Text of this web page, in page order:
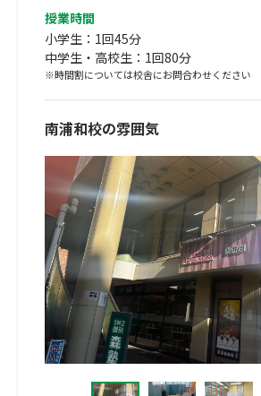
授業時間
小学生：1回45分
中学生・高校生：1回80分
※時間割については校舎にお問合わせください
南浦和校の雰囲気